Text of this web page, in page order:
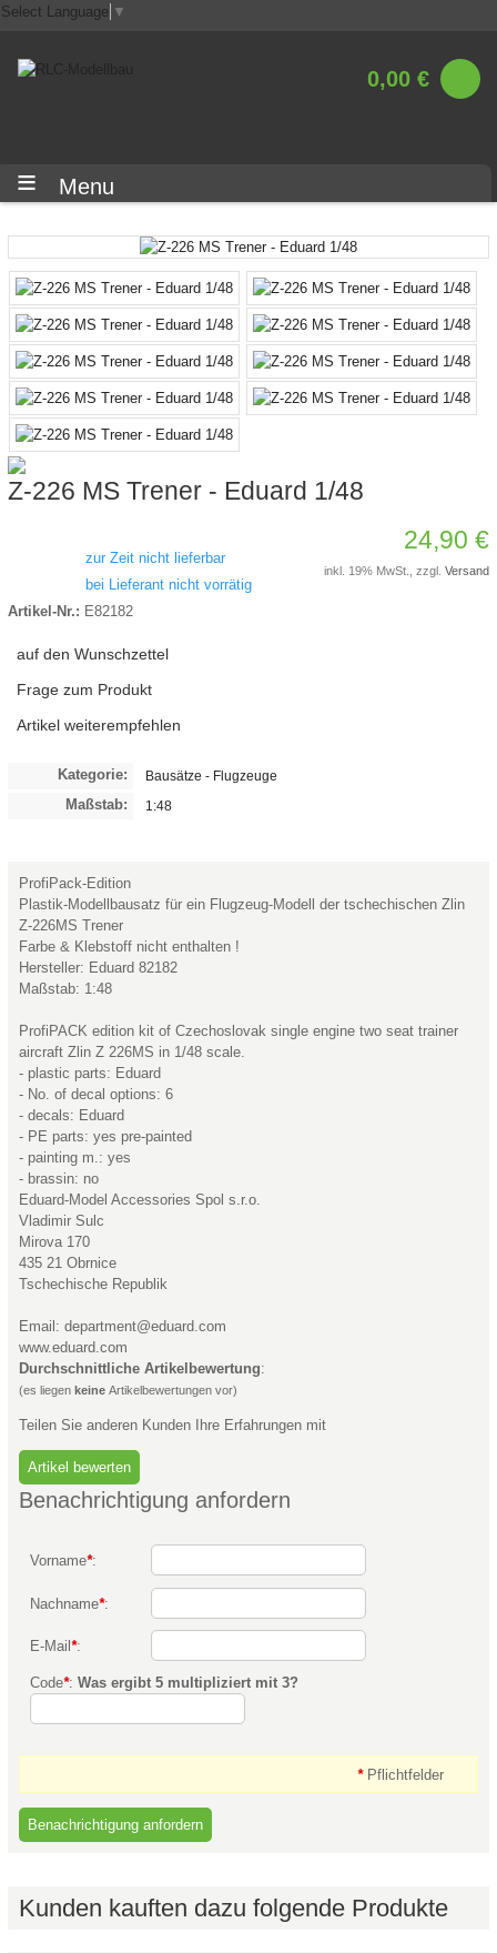
Select Language ▼
0,00 €
Menu
Z-226 MS Trener - Eduard 1/48
zur Zeit nicht lieferbar
bei Lieferant nicht vorrätig
Artikel-Nr.: E82182
auf den Wunschzettel
Frage zum Produkt
Artikel weiterempfehlen
24,90 €
inkl. 19% MwSt., zzgl.Versand
Kategorie: Bausätze - Flugzeuge
Maßstab: 1:48
ProfiPack-Edition
Plastik-Modellbausatz für ein Flugzeug-Modell der tschechischen Zlin
Z-226MS Trener
Farbe & Klebstoff nicht enthalten !
Hersteller: Eduard 82182
Maßstab: 1:48
ProfiPACK edition kit of Czechoslovak single engine two seat trainer
aircraft Zlin Z 226MS in 1/48 scale.
- plastic parts: Eduard
- No. of decal options: 6
- decals: Eduard
- PE parts: yes pre-painted
- painting m.: yes
- brassin: no
Eduard-Model Accessories Spol s.r.o.
Vladimir Sulc
Mirova 170
435 21 Obrnice
Tschechische Republik
Email: department@eduard.com
www.eduard.com
Durchschnittliche Artikelbewertung:
(es liegen keine Artikelbewertungen vor)
Teilen Sie anderen Kunden Ihre Erfahrungen mit
Benachrichtigung anfordern
Vorname*:
Nachname*:
E-Mail *:
Code*: Was ergibt 5 multipliziert mit 3?
*Pflichtfelder
Kunden kauften dazu folgende Produkte